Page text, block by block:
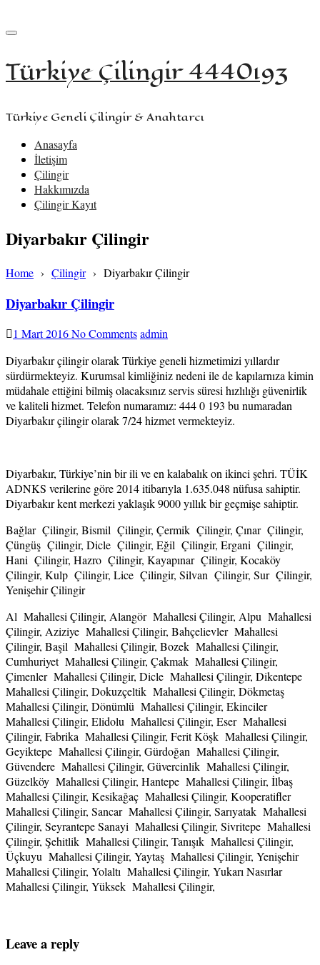
Türkiye Çilingir 4440193
Türkiye Geneli Çilingir & Anahtarcı
Anasayfa
İletişim
Çilingir
Hakkımızda
Çilingir Kayıt
Diyarbakır Çilingir
Home › Çilingir› Diyarbakır Çilingir
Diyarbakır Çilingir
1 Mart 2016No Commentsadmin
Diyarbakır çilingir olarak Türkiye geneli hizmetimizi yıllardır
sürdürmekteyiz. Kurumsal kimliğiniz nedeni ile de kapılarnıza kimin
müdahale ettiğini bilmiş olacaksınız servis süresi hızlılığı güvenirlik
ve kaliteli hizmet. Telefon numaramız: 444 0 193 bu numaradan
Diyarbakır çilingir olarak 7/24 hizmet vermekteyiz.
Diyarbakır, Türkiye’nin bir ili ve en kalabalık on ikinci şehri. TÜİK
ADNKS verilerine göre 2014 itibarıyla 1.635.048 nüfusa sahiptir.
Diyarbakır kent merkezi yaklaşık 9000 yıllık bir geçmişe sahiptir.
Bağlar Çilingir, Bismil Çilingir, Çermik Çilingir, Çınar Çilingir,
Çüngüş Çilingir, Dicle Çilingir, Eğil Çilingir, Ergani Çilingir,
Hani Çilingir, Hazro Çilingir, Kayapınar Çilingir, Kocaköy
Çilingir, Kulp Çilingir, Lice Çilingir, Silvan Çilingir, Sur Çilingir,
Yenişehir Çilingir
Al Mahallesi Çilingir, Alangör Mahallesi Çilingir, Alpu Mahallesi
Çilingir, Aziziye Mahallesi Çilingir, Bahçelievler Mahallesi
Çilingir, Başil Mahallesi Çilingir, Bozek Mahallesi Çilingir,
Cumhuriyet Mahallesi Çilingir, Çakmak Mahallesi Çilingir,
Çimenler Mahallesi Çilingir, Dicle Mahallesi Çilingir, Dikentepe
Mahallesi Çilingir, Dokuzçeltik Mahallesi Çilingir, Dökmetaş
Mahallesi Çilingir, Dönümlü Mahallesi Çilingir, Ekinciler
Mahallesi Çilingir, Elidolu Mahallesi Çilingir, Eser Mahallesi
Çilingir, Fabrika Mahallesi Çilingir, Ferit Köşk Mahallesi Çilingir,
Geyiktepe Mahallesi Çilingir, Gürdoğan Mahallesi Çilingir,
Güvendere Mahallesi Çilingir, Güvercinlik Mahallesi Çilingir,
Güzelköy Mahallesi Çilingir, Hantepe Mahallesi Çilingir, İlbaş
Mahallesi Çilingir, Kesikağaç Mahallesi Çilingir, Kooperatifler
Mahallesi Çilingir, Sancar Mahallesi Çilingir, Sarıyatak Mahallesi
Çilingir, Seyrantepe Sanayi Mahallesi Çilingir, Sivritepe Mahallesi
Çilingir, Şehitlik Mahallesi Çilingir, Tanışık Mahallesi Çilingir,
Üçkuyu Mahallesi Çilingir, Yaytaş Mahallesi Çilingir, Yenişehir
Mahallesi Çilingir, Yolaltı Mahallesi Çilingir, Yukarı Nasırlar
Mahallesi Çilingir, Yüksek Mahallesi Çilingir,
Leave a reply